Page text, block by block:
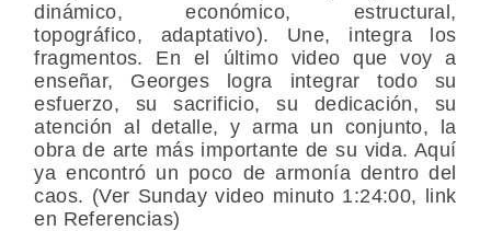
dinámico, económico, estructural,
topográfico, adaptativo). Une, integra los
fragmentos. En el último video que voy a
enseñar, Georges logra integrar todo su
esfuerzo, su sacrificio, su dedicación, su
atención al detalle, y arma un conjunto, la
obra de arte más importante de su vida. Aquí
ya encontró un poco de armonía dentro del
caos. (Ver Sunday video minuto 1:24:00, link
en Referencias)